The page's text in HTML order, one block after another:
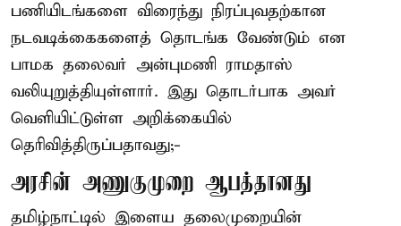
பணியிடங்களை விரைந்து நிரப்புவதற்கான
நடவடிக்கைகளைத் தொடங்க வேண்டும் என
பாமக தலைவர் அன்புமணி ராமதாஸ்
வலியுறுத்தியுள்ளார். இது தொடர்பாக அவர்
வெளியிட்டுள்ள அறிக்கையில்
தெரிவித்திருப்பதாவது;-
அரசின் அணுகுமுறை ஆபத்தானது
தமிழ்நாட்டில் இளைய தலைமுறையின்